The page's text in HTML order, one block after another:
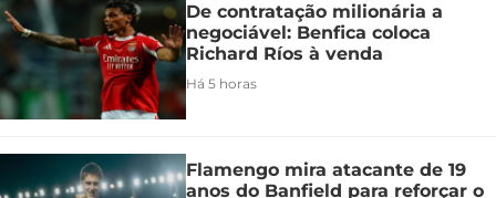
De contratação milionária a
negociável: Benfica coloca
Richard Ríos à venda
Há 5 horas
Flamengo mira atacante de 19
anos do Banfield para reforçar o